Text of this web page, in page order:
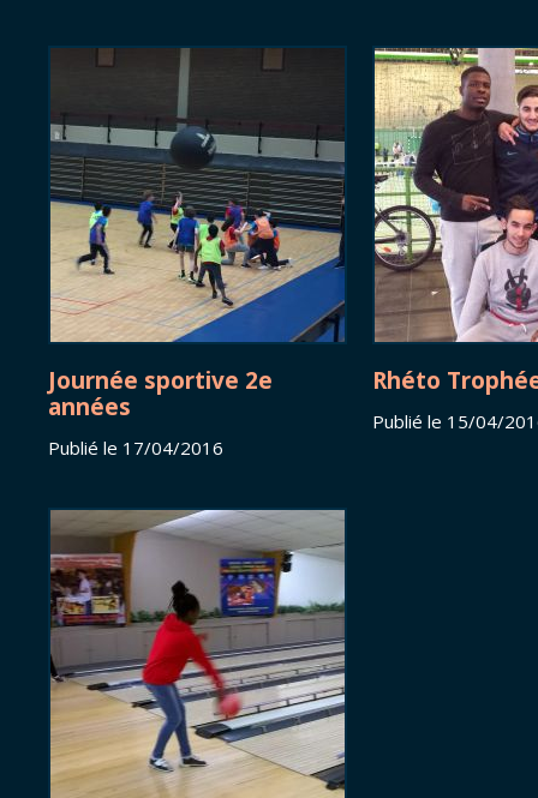
Journée sportive 2e
années
Publié le 17/04/2016
Rhéto
Publié le 15/04/